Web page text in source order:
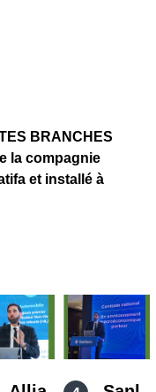
BRANCHES
la compagnie
et installé à